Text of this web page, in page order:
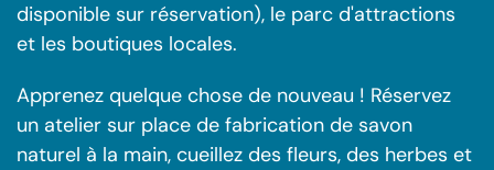
disponible sur réservation), le parc d'attractions
et les boutiques locales.
Apprenez quelque chose de nouveau ! Réservez
un atelier sur place de fabrication de savon
naturel à la main, cueillez des fleurs, des herbes et